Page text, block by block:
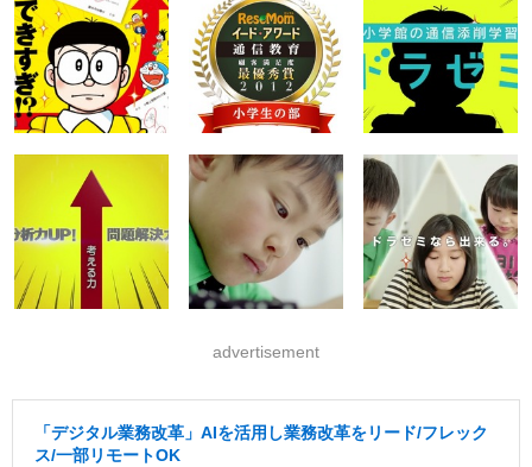
advertisement
「デジタル業務改革」AIを活用し業務改革をリード/フレック
ス/一部リモートOK